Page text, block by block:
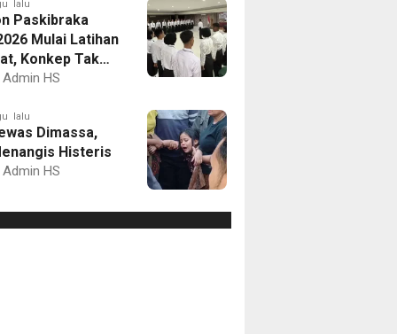
lalu
Paskibraka
Mulai Latihan
Konkep Tak
Admin HS
lalu
Dimassa,
Histeris
Admin HS